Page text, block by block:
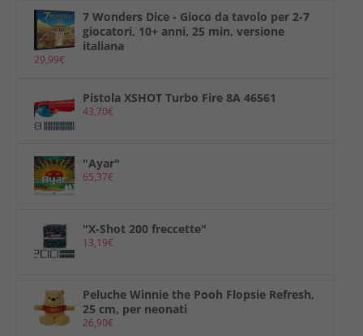
7 Wonders Dice - Gioco da tavolo per 2-7
giocatori, 10+ anni, 25 min, versione
italiana
29,99€
Pistola XSHOT Turbo Fire 8A 46561
43,70€
"Ayar"
65,37€
"X-Shot 200 freccette"
13,19€
Peluche Winnie the Pooh Flopsie Refresh,
25 cm, per neonati
26,90€